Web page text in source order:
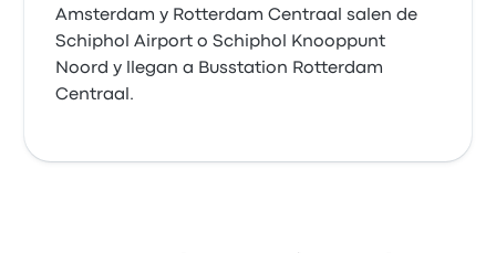
Amsterdam y Rotterdam Centraal salen de
Schiphol Airport o Schiphol Knooppunt
Noord y llegan a Busstation Rotterdam
Centraal.